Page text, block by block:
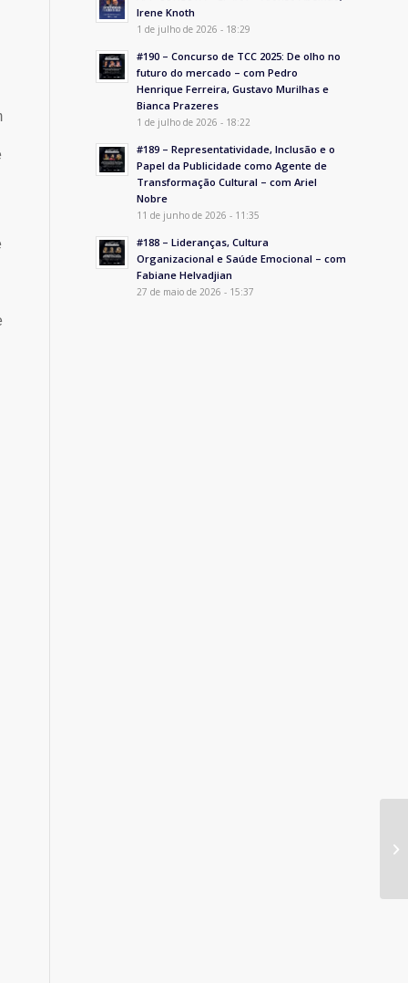
Irene Knoth
1 de julho de 2026 - 18:29
#190 – Concurso de TCC 2025: De olho no
futuro do mercado – com Pedro
Henrique Ferreira, Gustavo Murilhas e
Bianca Prazeres
1 de julho de 2026 - 18:22
#189 – Representatividade, Inclusão e o
Papel da Publicidade como Agente de
Transformação Cultural – com Ariel
Nobre
11 de junho de 2026 - 11:35
#188 – Lideranças, Cultura
Organizacional e Saúde Emocional – com
Fabiane Helvadjian
27 de maio de 2026 - 15:37